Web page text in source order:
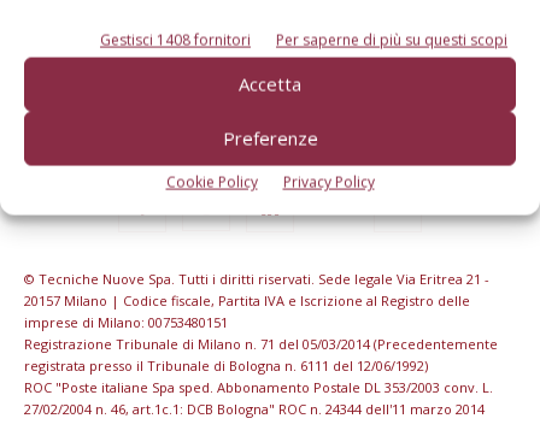
Gestisci 1408 fornitori Per saperne di più su questi scopi
Accetta
Preferenze
Cookie Policy Privacy Policy
© Tecniche Nuove Spa. Tutti i diritti riservati. Sede legale Via Eritrea 21 -
20157 Milano | Codice fiscale, Partita IVA e Iscrizione al Registro delle
imprese di Milano: 00753480151
Registrazione Tribunale di Milano n. 71 del 05/03/2014 (Precedentemente
registrata presso il Tribunale di Bologna n. 6111 del 12/06/1992)
ROC "Poste italiane Spa sped. Abbonamento Postale DL 353/2003 conv. L.
27/02/2004 n. 46, art.1c.1: DCB Bologna" ROC n. 24344 dell'11 marzo 2014